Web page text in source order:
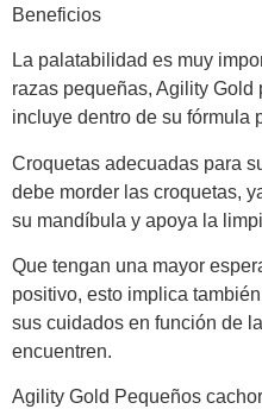
Beneficios
La palatabilidad es muy
razas pequeñas, Agility Gold
incluye dentro de su fórmula
Croquetas adecuadas para
debe morder las croquetas,
su mandíbula y apoya la
Que tengan una mayor
positivo, esto implica
sus cuidados en función de
encuentren.
Agility Gold Pequeños